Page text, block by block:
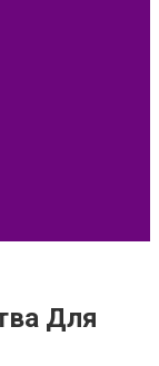
Для